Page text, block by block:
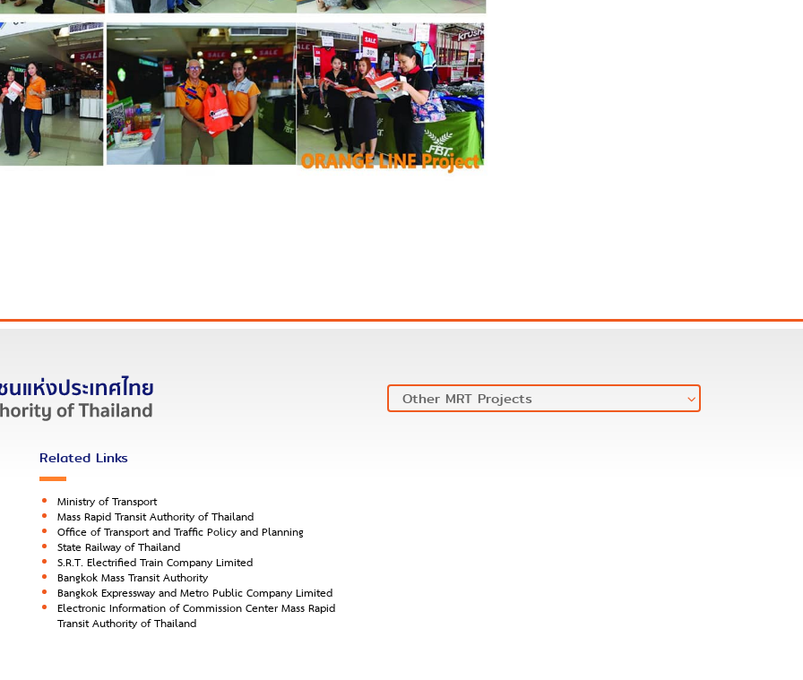
Related Links
Ministry of Transport
Mass Rapid Transit Authority of Thailand
Office of Transport and Traffic Policy and Planning
State Railway of Thailand
S.R.T. Electrified Train Company Limited
Bangkok Mass Transit Authority
Bangkok Expressway and Metro Public Company Limited
Electronic Information of Commission Center Mass Rapid
Transit Authority of Thailand